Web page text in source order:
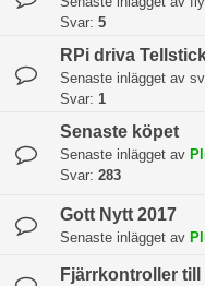
Svar: 5
RPi driva
Senaste inlägget av
Svar: 1
Senaste köpet
Senaste inlägget av
Svar: 283
Gott Nytt 2017
Senaste inlägget av
Fjärrkontroller